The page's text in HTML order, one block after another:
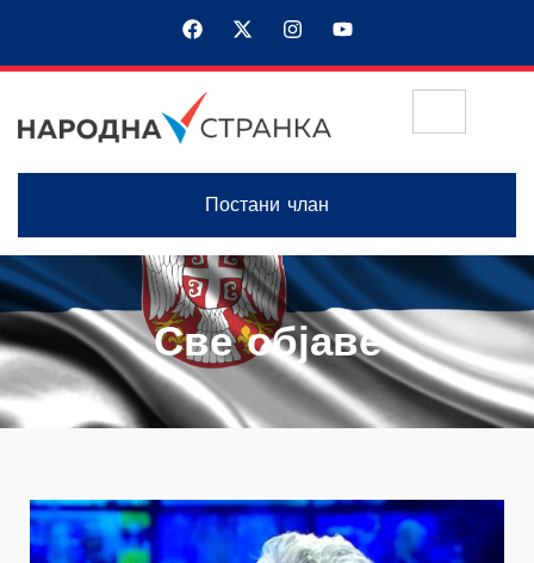
Постани члан
Све објаве